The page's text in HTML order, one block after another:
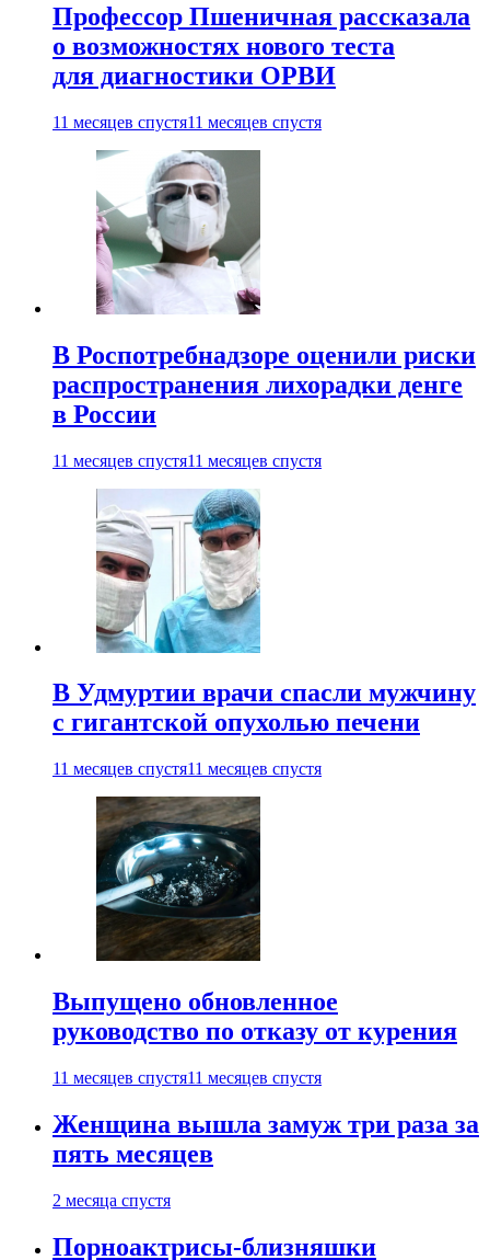
Профессор Пшеничная рассказала
о возможностях нового теста
для диагностики ОРВИ
11 месяцев спустя11 месяцев спустя
В Роспотребнадзоре оценили риски
распространения лихорадки денге
в России
11 месяцев спустя11 месяцев спустя
В Удмуртии врачи спасли мужчину
с гигантской опухолью печени
11 месяцев спустя11 месяцев спустя
Выпущено обновленное
руководство по отказу от курения
11 месяцев спустя11 месяцев спустя
Женщина вышла замуж три раза за
пять месяцев
2 месяца спустя
Порноактрисы-близняшки